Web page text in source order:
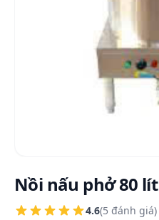
Nồi nấu phở 80 lít
4.6(5 đánh giá)